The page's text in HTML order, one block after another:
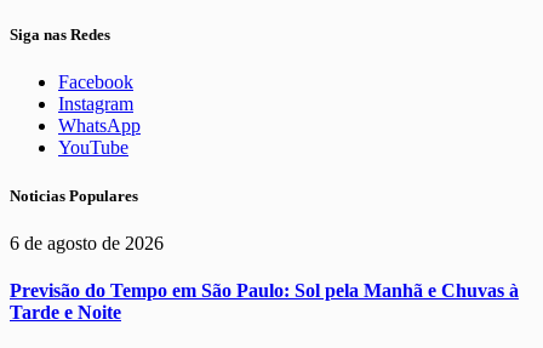
Siga nas Redes
Facebook
Instagram
WhatsApp
YouTube
Noticias Populares
6 de agosto de 2026
Previsão do Tempo em São Paulo: Sol pela Manhã e Chuvas à
Tarde e Noite